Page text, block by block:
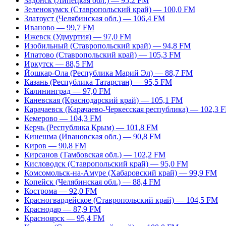
Зеленокумск (Ставропольский край) — 100,0 FM
Златоуст (Челябинская обл.) — 106,4 FM
Иваново — 99,7 FM
Ижевск (Удмуртия) — 97,0 FM
Изобильный (Ставропольский край) — 94,8 FM
Ипатово (Ставропольский край) — 105,3 FM
Иркутск — 88,5 FM
Йошкар-Ола (Республика Марий Эл) — 88,7 FM
Казань (Республика Татарстан) — 95,5 FM
Калининград — 97,0 FM
Каневская (Краснодарский край) — 105,1 FM
Карачаевск (Карачаево-Черкесская республика) — 102,3
Кемерово — 104,3 FM
Керчь (Республика Крым) — 101,8 FM
Кинешма (Ивановская обл.) — 90,8 FM
Киров — 90,8 FM
Кирсанов (Тамбовская обл.) — 102,2 FM
Кисловодск (Ставропольский край) — 95,0 FM
Комсомольск-на-Амуре (Хабаровский край) — 99,9 FM
Копейск (Челябинская обл.) — 88,4 FM
Кострома — 92,0 FM
Красногвардейское (Ставропольский край) — 104,5 FM
Краснодар — 87,9 FM
Красноярск — 95,4 FM